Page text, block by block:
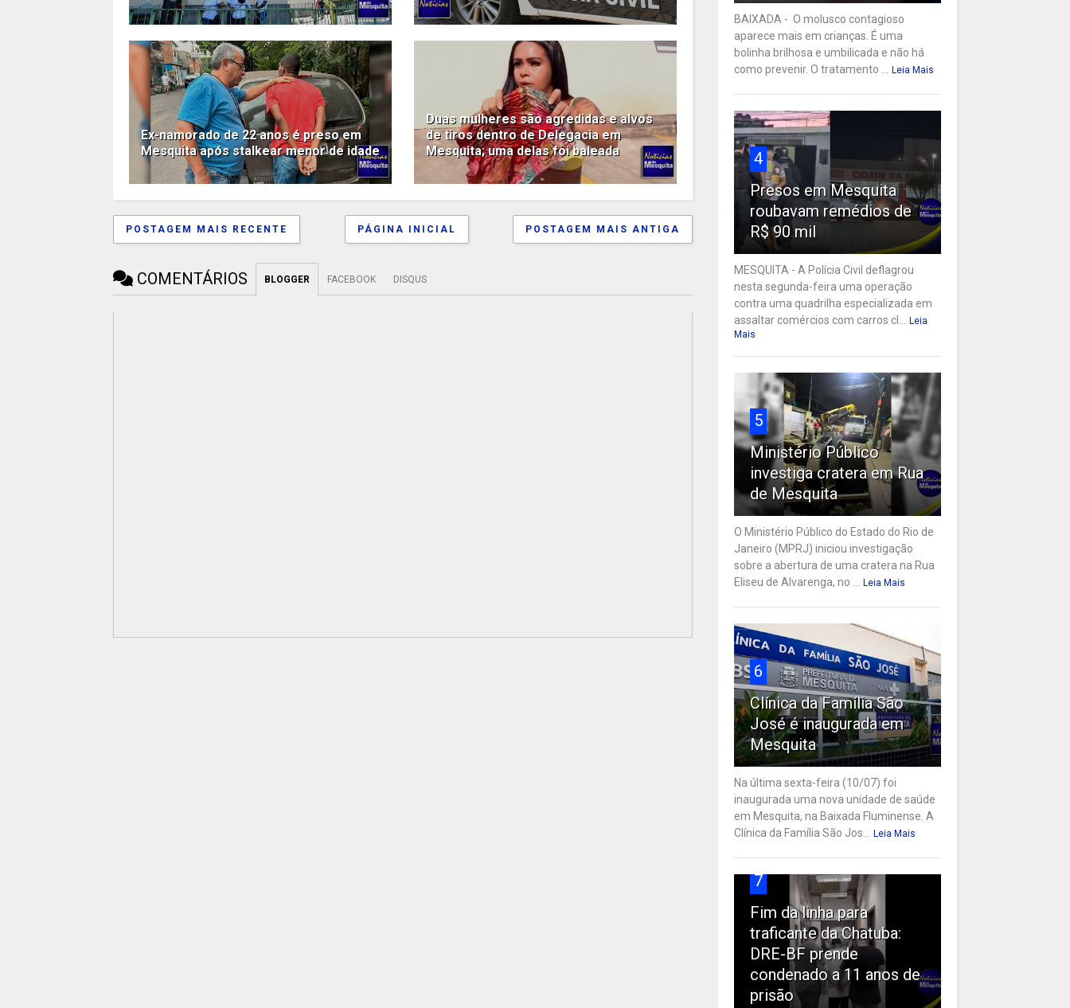
Ex-namorado de 22 anos é preso em
Mesquita após stalkear menor de idade
Duas mulheres são agredidas e alvos
de tiros dentro de Delegacia em
Mesquita; uma delas foi baleada
POSTAGEM MAIS RECENTE POSTAGEM MAIS ANTIGA
PÁGINA INICIAL
COMENTÁRIOS BLOGGER FACEBOOK DISQUS
BAIXADA - O molusco contagioso
aparece mais em crianças. É uma
bolinha brilhosa e umbilicada e não há
como prevenir. O tratamento ... Leia Mais
4
Presos em Mesquita
roubavam remédios de
R$ 90 mil
MESQUITA - A Polícia Civil deflagrou
nesta segunda-feira uma operação
contra uma quadrilha especializada em
assaltar comércios com carros cl... Leia
Mais
5
Ministério Público
investiga cratera em Rua
de Mesquita
O Ministério Público do Estado do Rio de
Janeiro (MPRJ) iniciou investigação
sobre a abertura de uma cratera na Rua
Eliseu de Alvarenga, no ... Leia Mais
6
Clínica da Família São
José é inaugurada em
Mesquita
Na última sexta-feira (10/07) foi
inaugurada uma nova unidade de saúde
em Mesquita, na Baixada Fluminense. A
Clínica da Família São Jos... Leia Mais
7
Fim da linha para
traficante da Chatuba:
DRE-BF prende
condenado a 11 anos de
prisão